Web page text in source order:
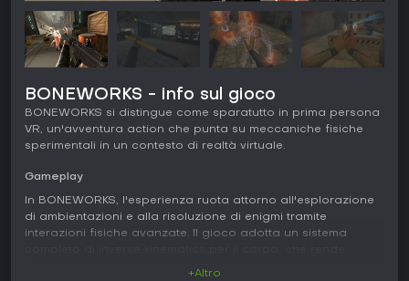
BONEWORKS - info sul gioco
BONEWORKS si distingue come sparatutto in prima persona
VR, un'avventura action che punta su meccaniche fisiche
sperimentali in un contesto di realtà virtuale.
Gameplay
In BONEWORKS, l'esperienza ruota attorno all'esplorazione
di ambientazioni e alla risoluzione di enigmi tramite
interazioni fisiche avanzate. Il gioco adotta un sistema
+Altro